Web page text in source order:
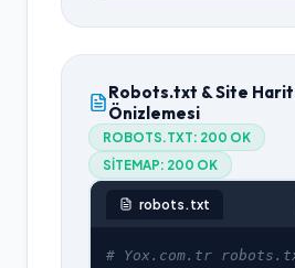
Robots.txt & Site
Önizlemesi
ROBOTS.TXT: 200 OK
SITEMAP: 200 OK
robots.txt